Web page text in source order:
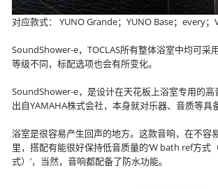
对应款式： YUNO Grande；YUNO Base；every；
SoundShower-e，TOCLAS所有整体浴室中均可采
等级不同，标配选项也会有所变化。
SoundShower-e，是设计在天花板上浴室专用的高
出自YAMAHA株式会社，本身就对乐器、音质等具
浴室是很容易产生回声的地方。这款音响，在不容
里，搭配有能很好保持低音质量的‘W bath ref方式
式）’，当然，音响都配备了防水功能。